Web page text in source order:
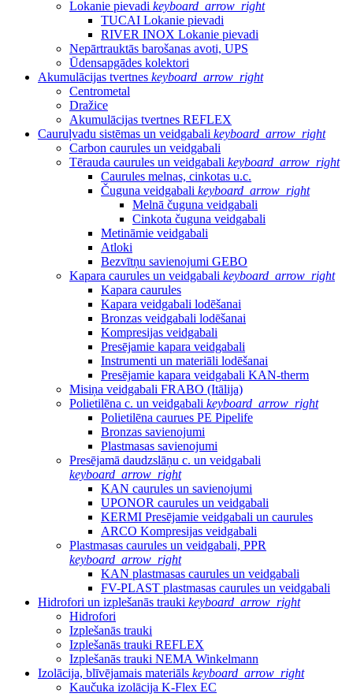
Lokanie pievadi keyboard_arrow_right
TUCAI Lokanie pievadi
RIVER INOX Lokanie pievadi
Nepārtrauktās barošanas avoti, UPS
Ūdensapgādes kolektori
Akumulācijas tvertnes keyboard_arrow_right
Centrometal
Dražice
Akumulācijas tvertnes REFLEX
Cauruļvadu sistēmas un veidgabali keyboard_arrow_right
Carbon caurules un veidgabali
Tērauda caurules un veidgabali keyboard_arrow_right
Caurules melnas, cinkotas u.c.
Čuguna veidgabali keyboard_arrow_right
Melnā čuguna veidgabali
Cinkota čuguna veidgabali
Metināmie veidgabali
Atloki
Bezvītņu savienojumi GEBO
Kapara caurules un veidgabali keyboard_arrow_right
Kapara caurules
Kapara veidgabali lodēšanai
Bronzas veidgabali lodēšanai
Kompresijas veidgabali
Presējamie kapara veidgabali
Instrumenti un materiāli lodēšanai
Presējamie kapara veidgabali KAN-therm
Misiņa veidgabali FRABO (Itālija)
Polietilēna c. un veidgabali keyboard_arrow_right
Polietilēna caurues PE Pipelife
Bronzas savienojumi
Plastmasas savienojumi
Presējamā daudzslāņu c. un veidgabali
keyboard_arrow_right
KAN caurules un savienojumi
UPONOR caurules un veidgabali
KERMI Presējamie veidgabali un caurules
ARCO Kompresijas veidgabali
Plastmasas caurules un veidgabali, PPR
keyboard_arrow_right
KAN plastmasas caurules un veidgabali
FV-PLAST plastmasas caurules un veidgabali
Hidrofori un izplešanās trauki keyboard_arrow_right
Hidrofori
Izplešanās trauki
Izplešanās trauki REFLEX
Izplešanās trauki NEMA Winkelmann
Izolācija, blīvējamais materiāls keyboard_arrow_right
Kaučuka izolācija K-Flex EC